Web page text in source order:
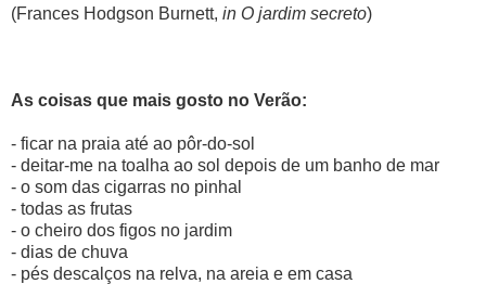
(Frances Hodgson Burnett, in O jardim secreto)
As coisas que mais gosto no Verão:
- ficar na praia até ao pôr-do-sol
- deitar-me na toalha ao sol depois de um banho de mar
- o som das cigarras no pinhal
- todas as frutas
- o cheiro dos figos no jardim
- dias de chuva
- pés descalços na relva, na areia e em casa